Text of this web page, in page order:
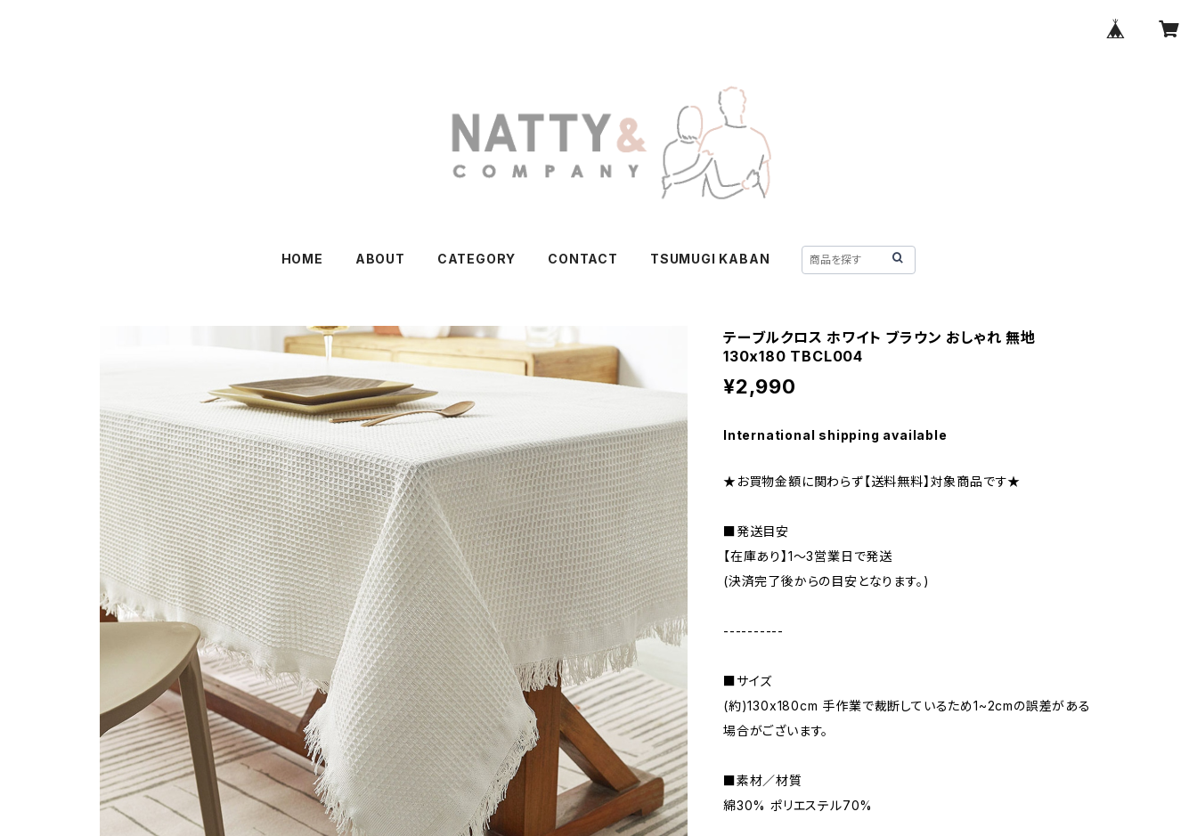
HOME ABOUT CATEGORY CONTACT TSUMUGI KABAN
テーブルクロス ホワイト ブラウン おしゃれ 無地
130x180 TBCL004
¥2,990
International shipping available
★お買物金額に関わらず【送料無料】対象商品です★
■発送目安
【在庫あり】1〜3営業日で発送
(決済完了後からの目安となります。)
----------
■サイズ
(約)130x180cm 手作業で裁断しているため1~2cmの誤差がある
場合がございます。
■素材／材質
綿30% ポリエステル70%